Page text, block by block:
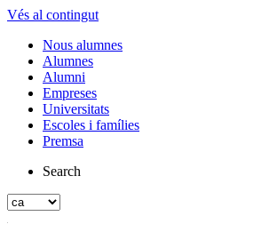
Vés al contingut
Nous alumnes
Alumnes
Alumni
Empreses
Universitats
Escoles i famílies
Premsa
Search